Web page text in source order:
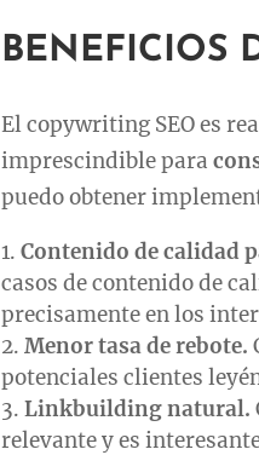
BENEFICIOS
El copywriting SEO es
imprescindible para
puedo obtener
Contenido de calidad
casos de contenido de
precisamente en los
Menor tasa de rebote.
potenciales clientes
Linkbuilding natural.
relevante y es